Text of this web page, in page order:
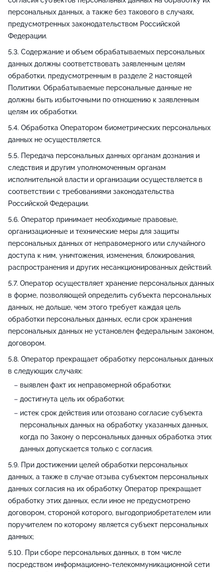
персональных данных, а также без такового в случаях,
предусмотренных законодательством Российской
Федерации.
Содержание и объем обрабатываемых персональных
данных должны соответствовать заявленным целям
обработки, предусмотренным в разделе 2 настоящей
Политики. Обрабатываемые персональные данные не
должны быть избыточными по отношению к заявленным
целям их обработки.
Обработка Оператором биометрических персональных
данных не осуществляется.
Передача персональных данных органам дознания и
следствия и другим уполномоченным органам
исполнительной власти и организации осуществляется в
соответствии с требованиями законодательства
Российской Федерации.
Оператор принимает необходимые правовые,
организационные и технические меры для защиты
персональных данных от неправомерного или случайного
доступа к ним, уничтожения, изменения, блокирования,
распространения и других несанкционированных действий.
Оператор осуществляет хранение персональных данных
в форме, позволяющей определить субъекта персональных
данных, не дольше, чем этого требует каждая цель
обработки персональных данных, если срок хранения
персональных данных не установлен федеральным законом,
договором.
Оператор прекращает обработку персональных данных
в следующих случаях:
выявлен факт их неправомерной обработки;
достигнута цель их обработки;
истек срок действия или отозвано согласие субъекта
персональных данных на обработку указанных данных,
когда по Закону о персональных данных обработка этих
данных допускается только с согласия.
При достижении целей обработки персональных
данных, а также в случае отзыва субъектом персональных
данных согласия на их обработку Оператор прекращает
обработку этих данных, если иное не предусмотрено
договором, стороной которого, выгодоприобретателем или
поручителем по которому является субъект персональных
данных;
При сборе персональных данных, в том числе
посредством информационно-телекоммуникационной сети